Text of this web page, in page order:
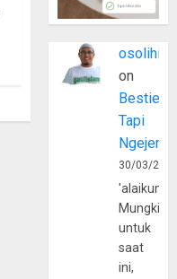
osolihin
on
Bestie
Tapi
30/03/
Mungkin
untuk
saat
ini,